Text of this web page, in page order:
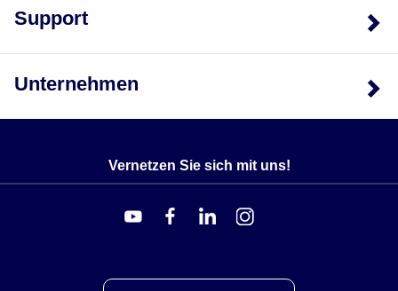
Support
Unternehmen
Vernetzen Sie sich mit uns!